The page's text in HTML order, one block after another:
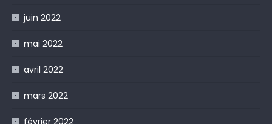
juin 2022
mai 2022
avril 2022
mars 2022
février 2022